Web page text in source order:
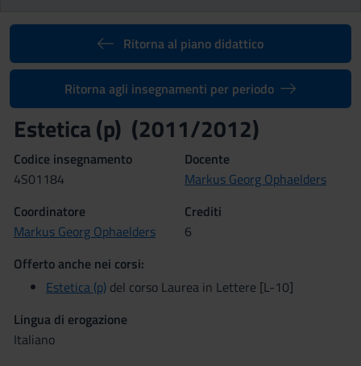
Ritorna al piano didattico
Ritorna agli insegnamenti per periodo
Estetica (p) (2011/2012)
Codice insegnamento
4S01184
Docente
Markus Georg Ophaelders
Coordinatore
Markus Georg Ophaelders
Crediti
6
Offerto anche nei corsi:
Estetica (p) del corso Laurea in Lettere [L-10]
Lingua di erogazione
Italiano